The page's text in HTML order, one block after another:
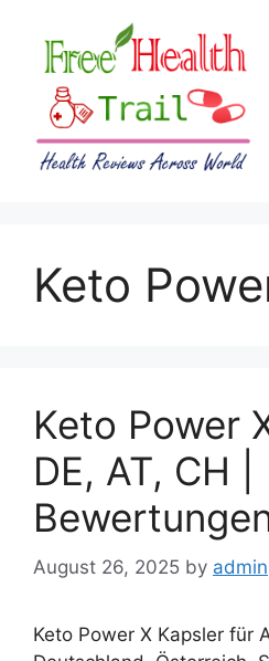
content
Keto
Keto Power
DE, AT, CH |
August 26, 2025 by admin
Keto Power X Kapsler für